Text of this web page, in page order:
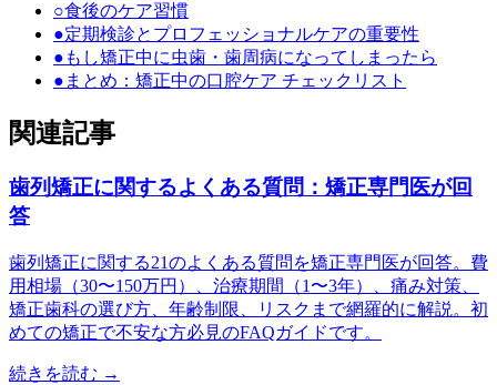
○食後のケア習慣
●定期検診とプロフェッショナルケアの重要性
● もし矯正中に虫歯・歯周病になってしまったら
● まとめ：矯正中の口腔ケア チェックリスト
関連記事
歯列矯正に関するよくある質問：矯正専門医が回
答
歯列矯正に関する21のよくある質問を矯正専門医が回答。費
用相場（30〜150万円）、治療期間（1〜3年）、痛み対策、
矯正歯科の選び方、年齢制限、リスクまで網羅的に解説。初
めての矯正で不安な方必見のFAQガイドです。
続きを読む →